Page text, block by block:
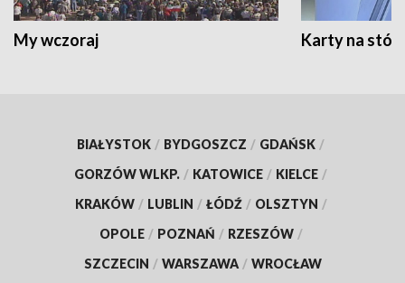
My wczoraj Karty na
BIAŁYSTOK / BYDGOSZCZ / GDAŃSK /
GORZÓW WLKP. / KATOWICE / KIELCE /
KRAKÓW / LUBLIN / ŁÓDŹ / OLSZTYN /
OPOLE / POZNAŃ / RZESZÓW /
SZCZECIN / WARSZAWA / WROCŁAW